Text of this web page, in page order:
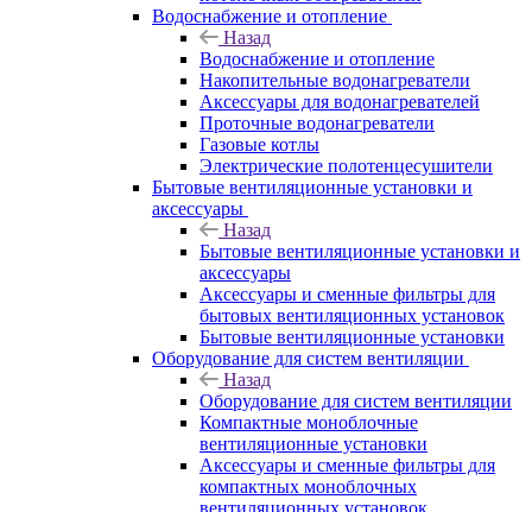
Водоснабжение и отопление
Назад
Водоснабжение и отопление
Накопительные водонагреватели
Аксессуары для водонагревателей
Проточные водонагреватели
Газовые котлы
Электрические полотенцесушители
Бытовые вентиляционные установки и
аксессуары
Назад
Бытовые вентиляционные установки и
аксессуары
Аксессуары и сменные фильтры для
бытовых вентиляционных установок
Бытовые вентиляционные установки
Оборудование для систем вентиляции
Назад
Оборудование для систем вентиляции
Компактные моноблочные
вентиляционные установки
Аксессуары и сменные фильтры для
компактных моноблочных
вентиляционных установок